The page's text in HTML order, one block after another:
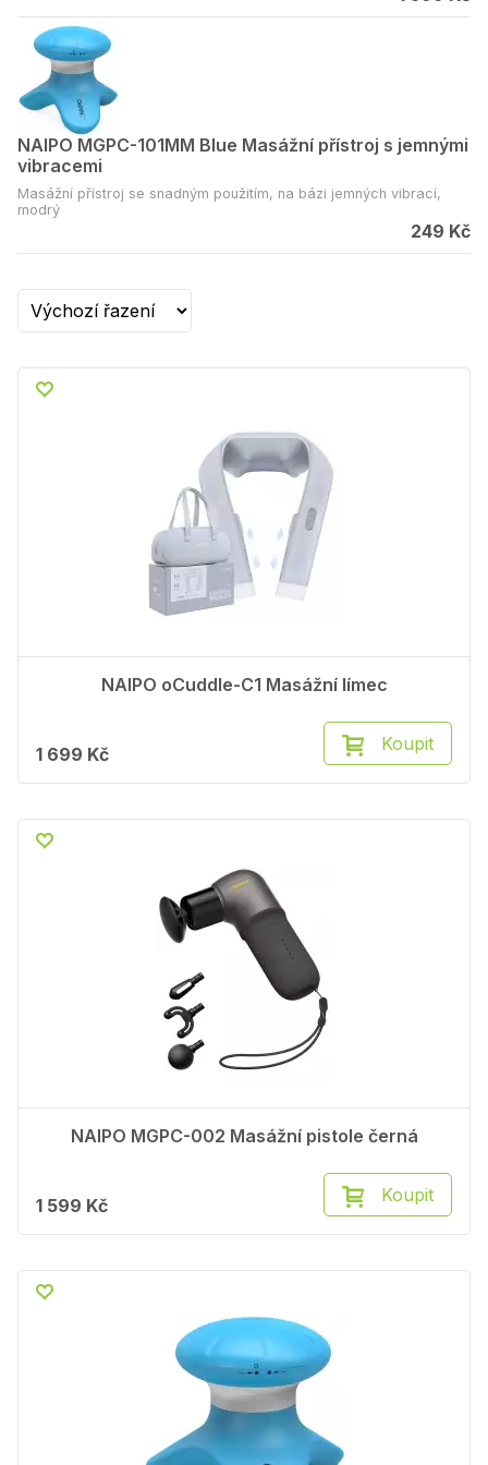
NAIPO MGPC-101MM Blue Masážní přístroj s jemnými
vibracemi
Masážní přístroj se snadným použitím, na bázi jemných vibrací,
modrý
249 Kč
NAIPO oCuddle-C1 Masážní límec
1 699 Kč Koupit
NAIPO MGPC-002 Masážní pistole černá
1 599 Kč Koupit